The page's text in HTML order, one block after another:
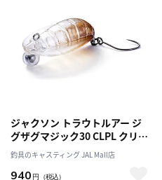
ジャクソン トラウトルアー ジ
グザグマジック30 CLPL クリア
ーペレット
釣具のキャスティング JAL Mall店
940 円 （税込）